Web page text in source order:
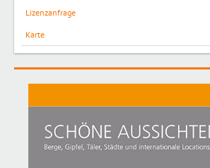
Lizenzanfrage
Karte